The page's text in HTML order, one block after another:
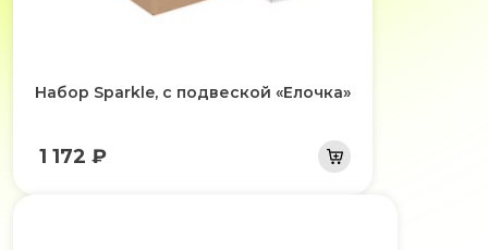
Набор Sparkle, с подвеской «Елочка»
1 172 ₽